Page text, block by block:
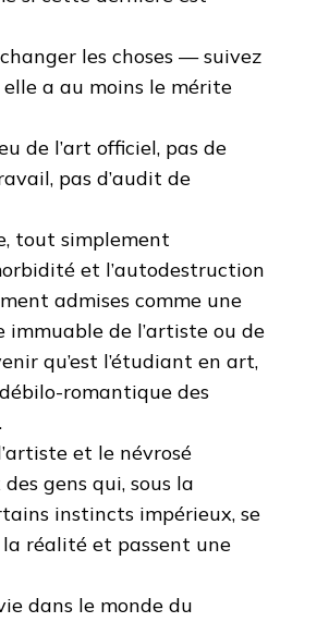
les choses — suivez
a au moins le mérite
de l’art officiel, pas de
pas d’audit de
tout simplement
et l’autodestruction
admises comme une
de l’artiste ou de
qu’est l’étudiant en art,
romantique des
et le névrosé
gens qui, sous la
instincts impérieux, se
réalité et passent une
dans le monde du